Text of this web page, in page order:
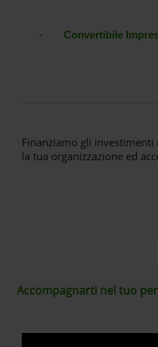
- Convertibile
Finanziamo gli
la tua organizzazione ed
Accompagnarti nel tuo